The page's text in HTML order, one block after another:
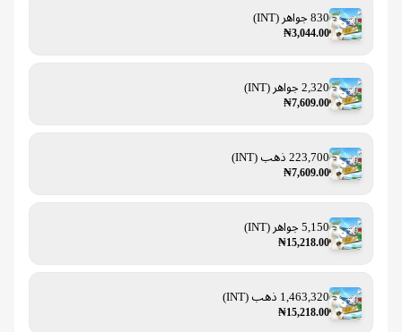
830 جواهر (INT)
₦3,044.00
2,320 جواهر (INT)
₦7,609.00
223,700 ذهب (INT)
₦7,609.00
5,150 جواهر (INT)
₦15,218.00
1,463,320 ذهب (INT)
₦15,218.00